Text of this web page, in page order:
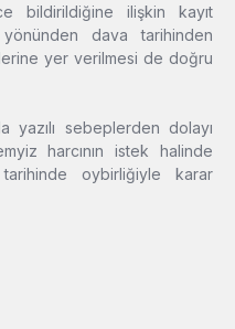
bildirildiğine ilişkin kayıt
yönünden dava tarihinden
yer verilmesi de doğru
yazılı sebeplerden dolayı
harcının istek halinde
oybirliğiyle karar